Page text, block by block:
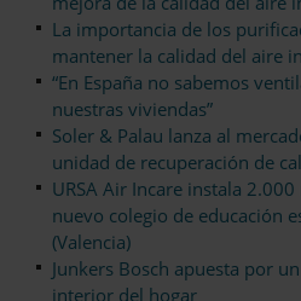
La importancia de los
mantener la calidad del aire
“En España no sabemos
nuestras viviendas”
Soler & Palau lanza al
unidad de recuperación de
URSA Air Incare instala
nuevo colegio de educación
(Valencia)
Junkers Bosch apuesta por
interior del hogar